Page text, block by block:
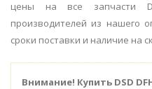
цены на все запчасти
производителей из нашего
сроки поставки и наличие на
Внимание! Купить DSD